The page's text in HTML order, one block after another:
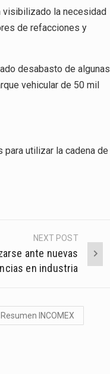
visibilizado la necesidad
de refacciones y
desabasto de algunas
vehicular de 50 mil
utilizar la cadena de
NEXT POST
ante nuevas
en industria
Resumen INCOMEX